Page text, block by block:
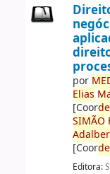
por ME
Elias
[Coorde
SIMÃO
[Coorde
Editora: